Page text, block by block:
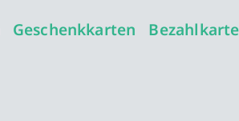
Geschenkkarten